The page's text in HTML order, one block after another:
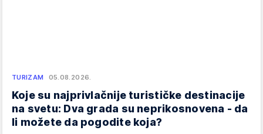
TURIZAM 05.08.2026.
Koje su najprivlačnije turističke destinacije
na svetu: Dva grada su neprikosnovena - da
li možete da pogodite koja?